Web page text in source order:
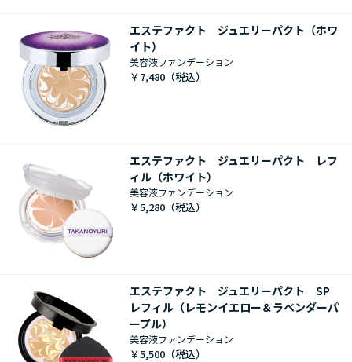
エステファクト ジュエリーパクト（ホワ
イト）
美容液ファンデーション
￥7,480
エステファクト ジュエリーパクト レフ
ィル（ホワイト）
美容液ファンデーション
￥5,280
エステファクト ジュエリーパクト SP
レフィル（レモンイエロー＆ラベンダーパ
ープル）
美容液ファンデーション
￥5,500